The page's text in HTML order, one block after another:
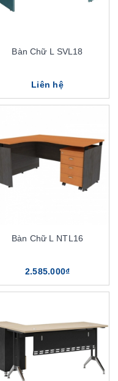
Bàn Chữ L SVL18
Liên hệ
Bàn Chữ L NTL16
2.585.000₫